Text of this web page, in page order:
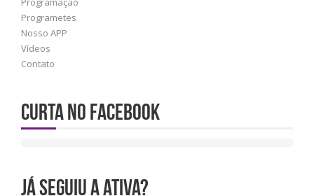
Programetes
Nosso APP
Vídeos
Contato
Curta no Facebook
JÁ SEGUIU A ATIVA?